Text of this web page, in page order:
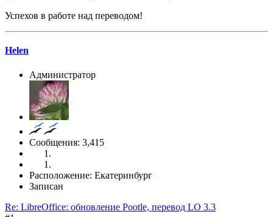
Успехов в работе над переводом!
Helen
Администратор
Сообщения: 3,415
Расположение: Екатеринбург
Записан
Re: LibreOffice: обновление Pootle, перевод LO 3.3